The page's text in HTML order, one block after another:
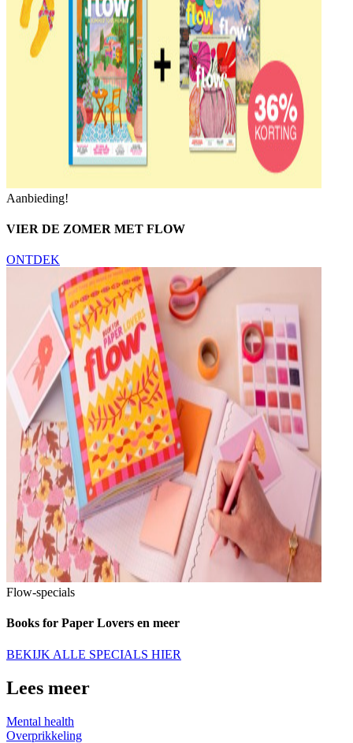
Aanbieding!
VIER DE ZOMER MET FLOW
ONTDEK
Flow-specials
Books for Paper Lovers en meer
BEKIJK ALLE SPECIALS HIER
Lees meer
Mental health
Overprikkeling